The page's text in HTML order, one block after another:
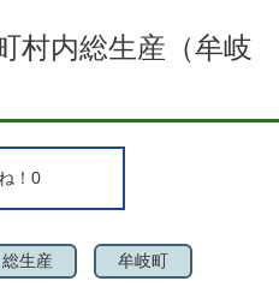
村内総生産（牟岐
！ 0
総生産 牟岐町